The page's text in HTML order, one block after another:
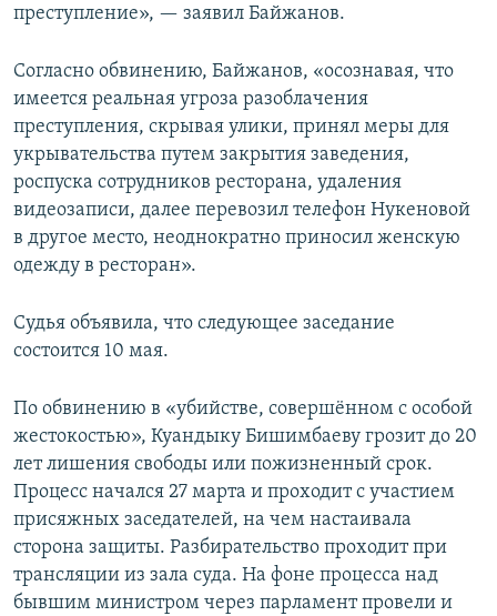
преступление», — заявил Байжанов.
Согласно обвинению, Байжанов, «осознавая, что
имеется реальная угроза разоблачения
преступления, скрывая улики, принял меры для
укрывательства путем закрытия заведения,
роспуска сотрудников ресторана, удаления
видеозаписи, далее перевозил телефон Нукеновой
в другое место, неоднократно приносил женскую
одежду в ресторан».
Судья объявила, что следующее заседание
состоится 10 мая.
По обвинению в «убийстве, совершённом с особой
жестокостью», Куандыку Бишимбаеву грозит до 20
лет лишения свободы или пожизненный срок.
Процесс начался 27 марта и проходит с участием
присяжных заседателей, на чем настаивала
сторона защиты. Разбирательство проходит при
трансляции из зала суда. На фоне процесса над
бывшим министром через парламент провели и